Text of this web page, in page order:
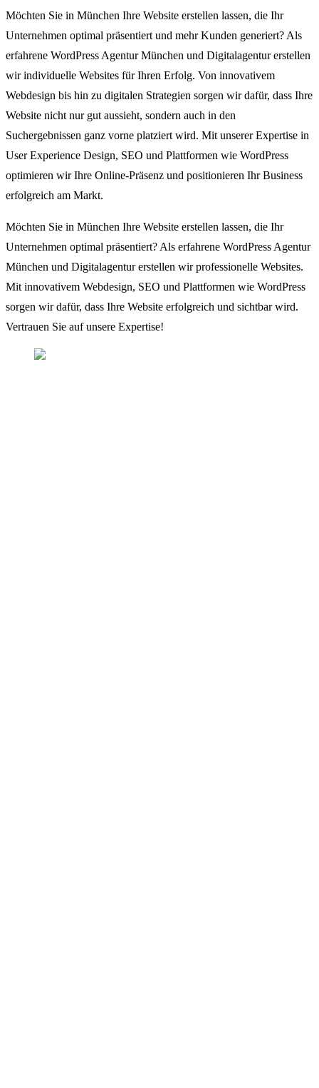
Möchten Sie in München Ihre Website erstellen lassen, die Ihr
Unternehmen optimal präsentiert und mehr Kunden generiert? Als
erfahrene WordPress Agentur München und Digitalagentur erstellen
wir individuelle Websites für Ihren Erfolg. Von innovativem
Webdesign bis hin zu digitalen Strategien sorgen wir dafür, dass Ihre
Website nicht nur gut aussieht, sondern auch in den
Suchergebnissen ganz vorne platziert wird. Mit unserer Expertise in
User Experience Design, SEO und Plattformen wie WordPress
optimieren wir Ihre Online-Präsenz und positionieren Ihr Business
erfolgreich am Markt.
Möchten Sie in München Ihre Website erstellen lassen, die Ihr
Unternehmen optimal präsentiert? Als erfahrene WordPress Agentur
München und Digitalagentur erstellen wir professionelle Websites.
Mit innovativem Webdesign, SEO und Plattformen wie WordPress
sorgen wir dafür, dass Ihre Website erfolgreich und sichtbar wird.
Vertrauen Sie auf unsere Expertise!